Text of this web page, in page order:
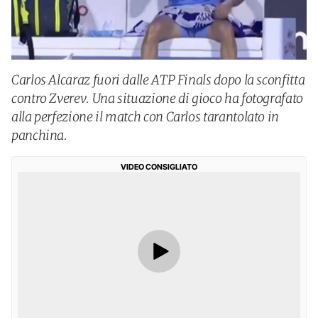
Carlos Alcaraz fuori dalle ATP Finals dopo la sconfitta
contro Zverev. Una situazione di gioco ha fotografato
alla perfezione il match con Carlos tarantolato in
panchina.
VIDEO CONSIGLIATO